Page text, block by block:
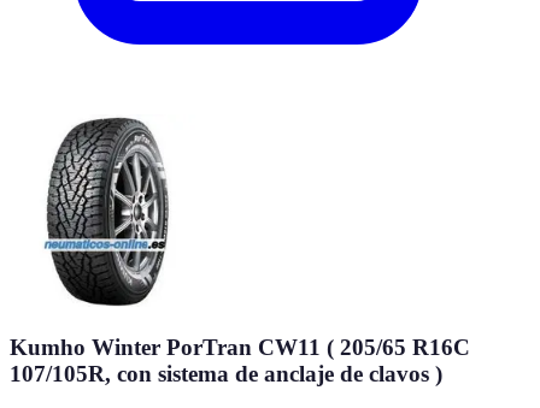
Kumho Winter PorTran CW11 ( 205/65 R16C
107/105R, con sistema de anclaje de clavos )